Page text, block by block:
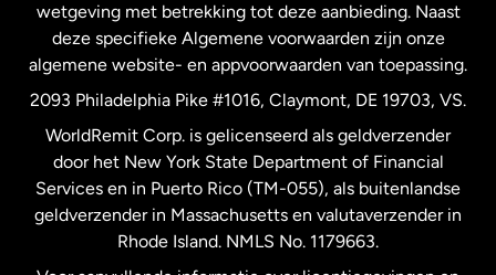
Verenigd Koninkrijk
Verenigde Staten English
Verenigde Staten Español
Zweden
wetgeving met betrekking tot deze aanbieding. Naast
deze specifieke Algemene voorwaarden zijn onze
algemene website- en appvoorwaarden van toepassing.
2093 Philadelphia Pike #1016, Claymont, DE 19703, VS.
WorldRemit Corp. is gelicenseerd als geldverzender
door het New York State Department of Financial
Services en in Puerto Rico (TM-055), als buitenlandse
geldverzender in Massachusetts en valutaverzender in
Rhode Island. NMLS No. 1179663.